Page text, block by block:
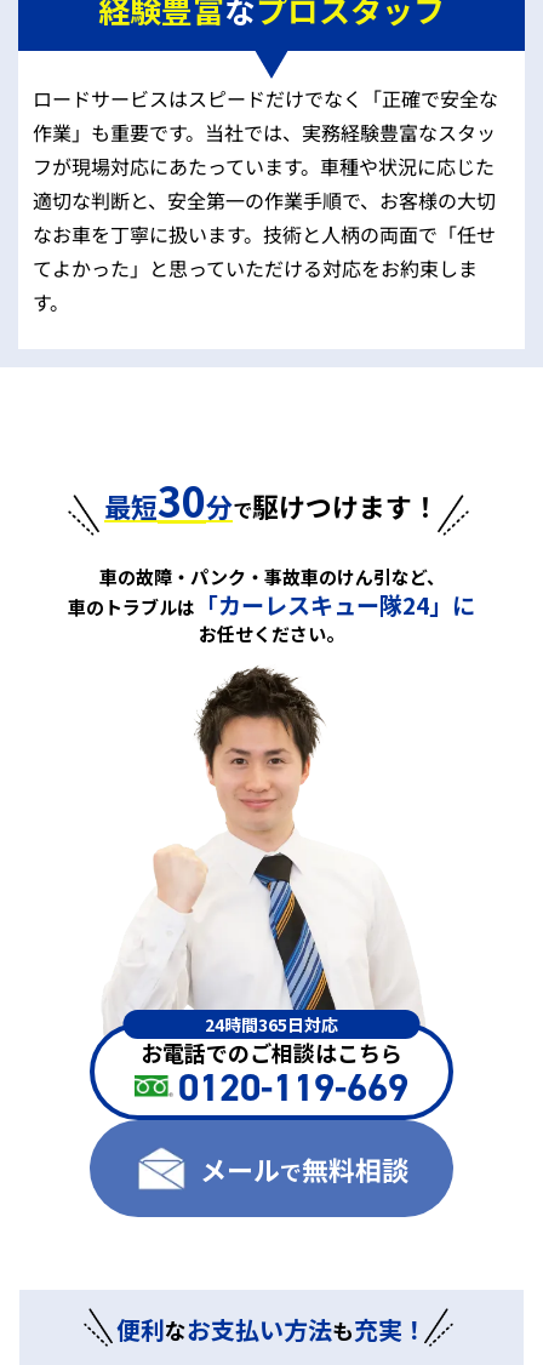
経験豊富なプロスタッフ
ロードサービスはスピードだけでなく「正確で安全な
作業」も重要です。当社では、実務経験豊富なスタッ
フが現場対応にあたっています。車種や状況に応じた
適切な判断と、安全第一の作業手順で、お客様の大切
なお車を丁寧に扱います。技術と人柄の両面で「任せ
てよかった」と思っていただける対応をお約束しま
す。
最短30分で駆けつけます！
車の故障・パンク・事故車のけん引など、
車のトラブルは
「カーレスキュー隊24」に
お任せください。
24時間365日対応
お電話でのご相談はこちら
0120-119-669
メールで無料相談
便利なお支払い方法も充実！